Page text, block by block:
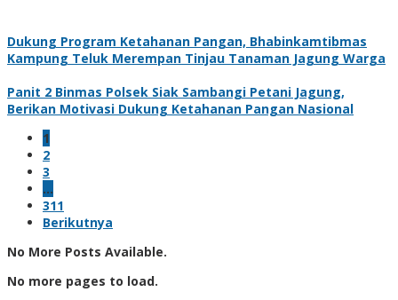
Dukung Program Ketahanan Pangan, Bhabinkamtibmas
Kampung Teluk Merempan Tinjau Tanaman Jagung Warga
Panit 2 Binmas Polsek Siak Sambangi Petani Jagung,
Berikan Motivasi Dukung Ketahanan Pangan Nasional
1
2
3
…
311
Berikutnya
No More Posts Available.
No more pages to load.